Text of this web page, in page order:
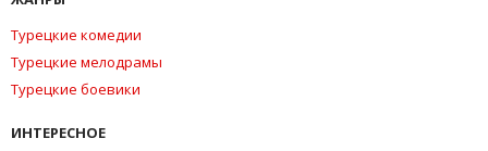
Турецкие комедии
Турецкие мелодрамы
Турецкие боевики
ИНТЕРЕСНОЕ